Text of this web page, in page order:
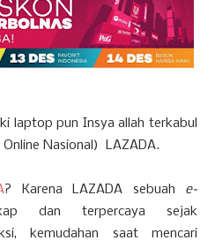
laptop pun Insya allah terkabul
Online Nasional) LAZADA.
? Karena LAZADA sebuah e-
dan terpercaya sejak
kemudahan saat mencari